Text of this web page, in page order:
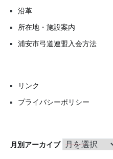
沿革
所在地・施設案内
浦安市弓道連盟入会方法
リンク
プライバシーポリシー
月別アーカイブ 月
別